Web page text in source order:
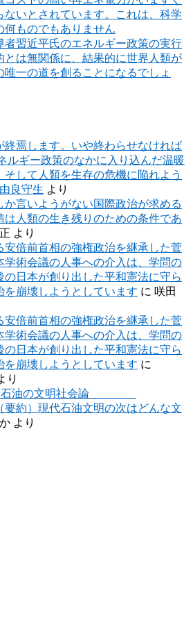
ないとされています。これは、科学
何ものでもありません
者習近平氏のエネルギー政策の実行
とは無関係に、結果的に世界人類が
唯一の道を創ることになるでしょ
終焉します。いや終わらせなければ
ルギー政策のなかに入り込んだ温暖
そして人類を生存の危機に陥れよう
由良守生 より
か言いようがない国際政治が求める
は人類の生き残りのための条件であ
より
安倍前首相の強権政治を継承した菅
学術会議の人事への介入は、学問の
の日本が創り出した平和憲法に守ら
を崩壊しようとしています に 咲田
安倍前首相の強権政治を継承した菅
学術会議の人事への介入は、学問の
の日本が創り出した平和憲法に守ら
を崩壊しようとしています に
り
石油の文明社会論
石油文明の次はどんな文
より